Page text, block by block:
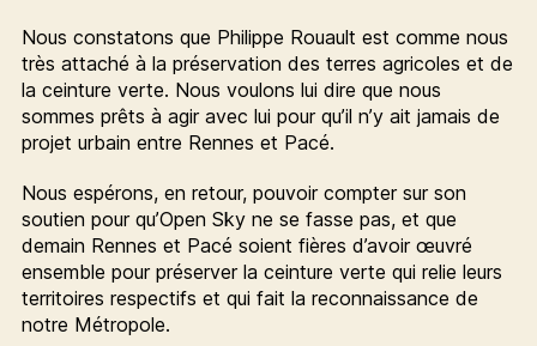
Nous constatons que Philippe Rouault est comme nous
très attaché à la préservation des terres agricoles et de
la ceinture verte. Nous voulons lui dire que nous
sommes prêts à agir avec lui pour qu’il n’y ait jamais de
projet urbain entre Rennes et Pacé.
Nous espérons, en retour, pouvoir compter sur son
soutien pour qu’Open Sky ne se fasse pas, et que
demain Rennes et Pacé soient fières d’avoir œuvré
ensemble pour préserver la ceinture verte qui relie leurs
territoires respectifs et qui fait la reconnaissance de
notre Métropole.